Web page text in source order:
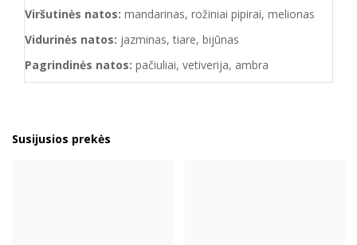
Viršutinės natos: mandarinas, rožiniai pipirai, melionas
Vidurinės natos: jazminas, tiare, bijūnas
Pagrindinės natos: pačiuliai, vetiverija, ambra
Susijusios prekės